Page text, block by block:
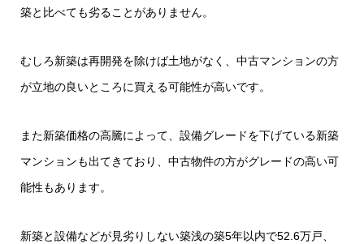
築と比べても劣ることがありません。
むしろ新築は再開発を除けば土地がなく、中古マンションの方
が立地の良いところに買える可能性が高いです。
また新築価格の高騰によって、設備グレードを下げている新築
マンションも出てきており、中古物件の方がグレードの高い可
能性もあります。
新築と設備などが見劣りしない築浅の築5年以内で52.6万戸、